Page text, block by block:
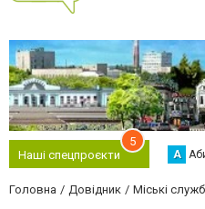
Наші спецпроєкти
5
А
Головна Довідник Міські